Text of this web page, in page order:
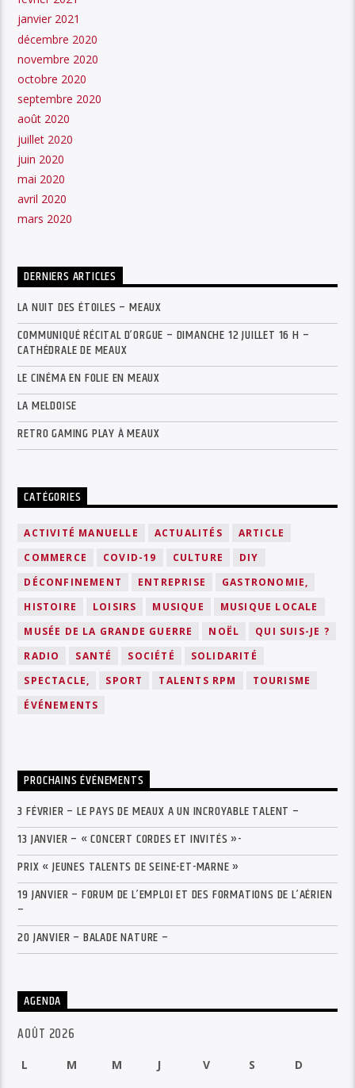
janvier 2021
décembre 2020
novembre 2020
octobre 2020
septembre 2020
août 2020
juillet 2020
juin 2020
mai 2020
avril 2020
mars 2020
DERNIERS ARTICLES
LA NUIT DES ÉTOILES – MEAUX
COMMUNIQUÉ RÉCITAL D’ORGUE – DIMANCHE 12 JUILLET 16 H –
CATHÉDRALE DE MEAUX
LE CINÉMA EN FOLIE EN MEAUX
LA MELDOISE
RETRO GAMING PLAY À MEAUX
CATÉGORIES
ACTIVITÉ MANUELLE ACTUALITÉS
ARTICLE
COMMERCE
COVID-19 CULTURE
DIY
DÉCONFINEMENT
ENTREPRISE
GASTRONOMIE,
HISTOIRE
LOISIRS MUSIQUE
MUSIQUE LOCALE
MUSÉE DE LA GRANDE GUERRE
NOËL
QUI SUIS-JE ?
RADIO
SANTÉ SOCIÉTÉ
SOLIDARITÉ
SPECTACLE,
SPORT TALENTS RPM
TOURISME
ÉVÉNEMENTS
PROCHAINS ÉVÉNEMENTS
3 FÉVRIER – LE PAYS DE MEAUX A UN INCROYABLE TALENT –
13 JANVIER – « CONCERT CORDES ET INVITÉS »-
PRIX « JEUNES TALENTS DE SEINE-ET-MARNE »
19 JANVIER – FORUM DE L’EMPLOI ET DES FORMATIONS DE L’AÉRIEN
–
20 JANVIER – BALADE NATURE –
AGENDA
AOÛT 2026
L M M J V S D